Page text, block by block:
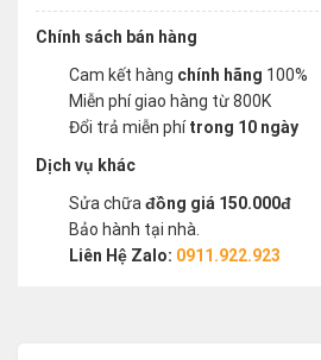
Chính sách bán hàng
Cam kết hàng chính hãng 100%
Miễn phí giao hàng từ 800K
Đổi trả miễn phítrong 10 ngày
Dịch vụ khác
Sửa chữa đồng giá 150.000đ
Bảo hành tại nhà.
Liên Hệ Zalo: 0911.922.923